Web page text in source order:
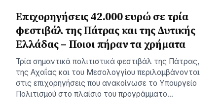
Επιχορηγήσεις 42.000 ευρώ σε τρία
φεστιβάλ της Πάτρας και της Δυτικής
Ελλάδας – Ποιοι πήραν τα χρήματα
Τρία σημαντικά πολιτιστικά φεστιβάλ της Πάτρας,
της Αχαΐας και του Μεσολογγίου περιλαμβάνονται
στις επιχορηγήσεις που ανακοίνωσε το Υπουργείο
Πολιτισμού στο πλαίσιο του προγράμματο…